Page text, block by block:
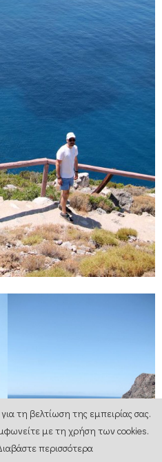
τη βελτίωση της εμπειρίας σας.
με τη χρήση των cookies.
περισσότερα